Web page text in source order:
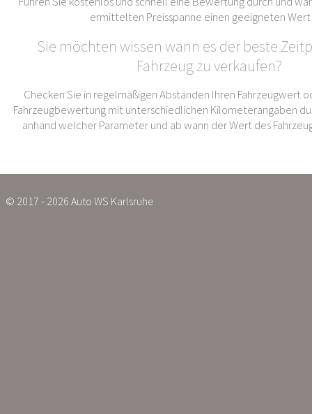
ermittelten Preisspanne einen geeigneten Wert
Sie möchten wissen wann es der beste
Fahrzeug zu verkaufen?
Checken Sie in regelmäßigen Abständen Ihren Fahrzeugwert
Fahrzeugbewertung mit unterschiedlichen Kilometerangaben
anhand welcher Parameter und ab wann der Wert des
© 2017 - 2026 Auto WS Karlsruhe